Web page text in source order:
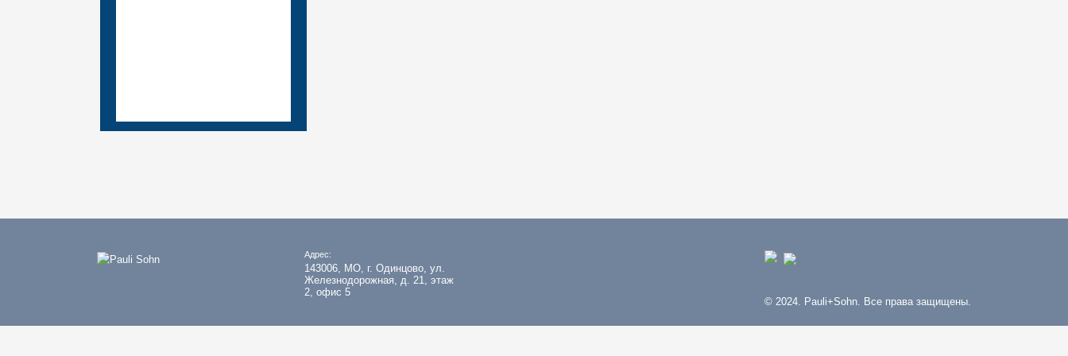
Адрес:
143006, МО, г. Одинцово, ул.
Железнодорожная, д. 21, этаж
2, офис 5
© 2024. Pauli+Sohn. Все права защищены.